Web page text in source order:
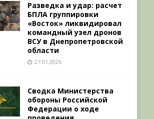
Разведка и удар: расчет
БПЛА группировки
«Восток» ликвидировал
командный узел дронов
ВСУ в Днепропетровской
области
27.01.2026
Сводка Министерства
обороны Российской
Федерации о ходе